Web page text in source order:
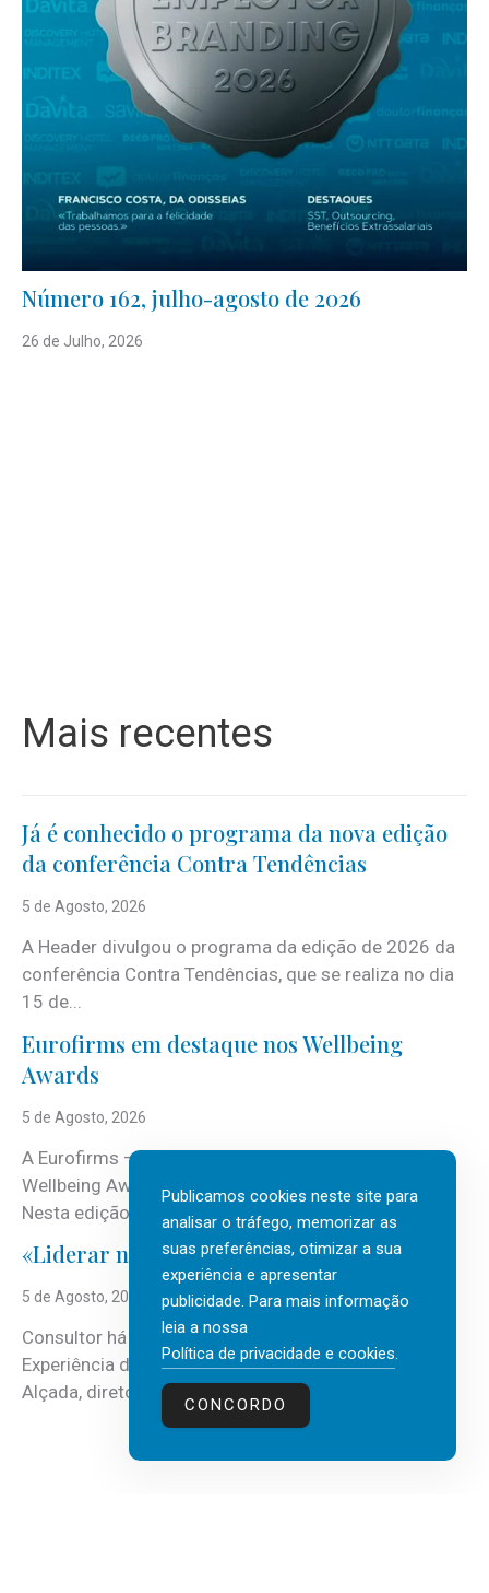
Número 162, julho-agosto de 2026
26 de Julho, 2026
Mais recentes
Já é conhecido o programa da nova edição
da conferência Contra Tendências
5 de Agosto, 2026
A Header divulgou o programa da edição de 2026 da
conferência Contra Tendências, que se realiza no dia
15 de...
Eurofirms em destaque nos Wellbeing
Awards
5 de Agosto, 2026
A Eurofirms – People first está de regresso aos
Wellbeing Awards, integrando o Top Wellbeing 2026.
Nesta edição, a multinacional...
«Liderar não é um talento místico.»
5 de Agosto, 2026
Consultor há mais de três décadas nas áreas de
Experiência do Cliente, Vendas e Liderança, Manuel
Alçada, diretor executivo da...
Publicamos cookies neste site para
analisar o tráfego, memorizar as
suas preferências, otimizar a sua
experiência e apresentar
publicidade. Para mais informação
leia a nossa
Política de privacidade e cookies.
CONCORDO